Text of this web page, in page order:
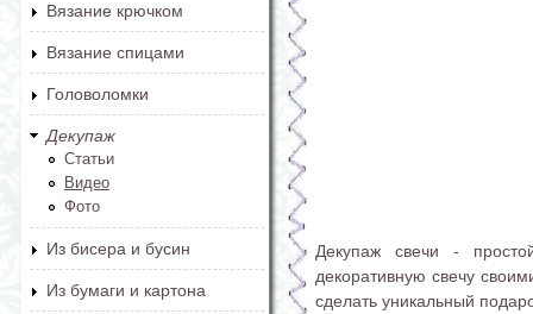
Вязание крючком
Вязание спицами
Головоломки
Декупаж
Статьи
Видео
Фото
Из бисера и бусин
Из бумаги и картона
Декупаж свечи -
декоративную свечу
сделать уникальный